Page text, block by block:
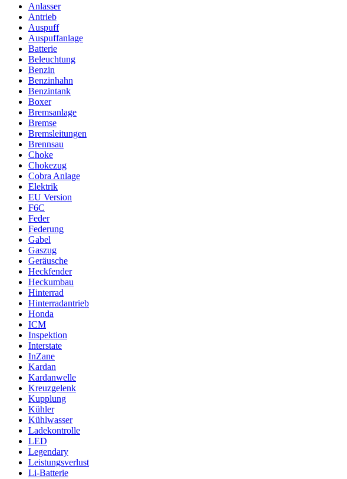
Anlasser
Antrieb
Auspuff
Auspuffanlage
Batterie
Beleuchtung
Benzin
Benzinhahn
Benzintank
Boxer
Bremsanlage
Bremse
Bremsleitungen
Brennsau
Choke
Chokezug
Cobra Anlage
Elektrik
EU Version
F6C
Feder
Federung
Gabel
Gaszug
Geräusche
Heckfender
Heckumbau
Hinterrad
Hinterradantrieb
Honda
ICM
Inspektion
Interstate
InZane
Kardan
Kardanwelle
Kreuzgelenk
Kupplung
Kühler
Kühlwasser
Ladekontrolle
LED
Legendary
Leistungsverlust
Li-Batterie